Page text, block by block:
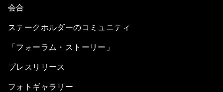
会合
ステークホルダーのコミュニティ
「フォーラム・ストーリー」
プレスリリース
フォトギャラリー